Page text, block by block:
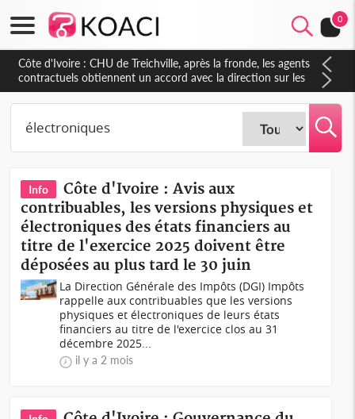
0
Côte d'Ivoire : CHU de Treichville, après la fronde, les agents
contractuels obtiennent un accord avec la direction sur les
arriérés du SMIG 2023
Info
Côte d'Ivoire : Avis aux
contribuables, les versions physiques et
électroniques des états financiers au
titre de l'exercice 2025 doivent être
déposées au plus tard le 30 juin
La Direction Générale des Impôts (DGI) Impôts
rappelle aux contribuables que les versions
physiques et électroniques de leurs états
financiers au titre de l'exercice clos au 31
décembre 2025...
il y a 2 mois